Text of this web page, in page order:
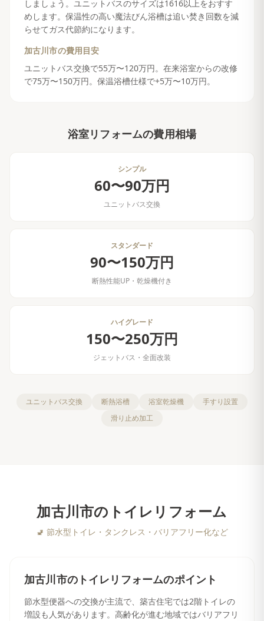
しましょう。ユニットバスのサイズは1616以上をおすす
めします。保温性の高い魔法びん浴槽は追い焚き回数を減
らせてガス代節約になります。
加古川市の費用目安
ユニットバス交換で55万〜120万円。在来浴室からの改修
で75万〜150万円。保温浴槽仕様で+5万〜10万円。
浴室リフォームの費用相場
シンプル
60〜90万円
ユニットバス交換
スタンダード
90〜150万円
断熱性能UP・乾燥機付き
ハイグレード
150〜250万円
ジェットバス・全面改装
ユニットバス交換 断熱浴槽 浴室乾燥機
手すり設置
滑り止め加工
加古川市の トイレリフォーム
🚽 節水型トイレ・タンクレス・バリアフリー化など
加古川市のトイレリフォームのポイント
節水型便器への交換が主流で、築古住宅では2階トイレの
増設も人気があります。高齢化が進む地域ではバリアフリ